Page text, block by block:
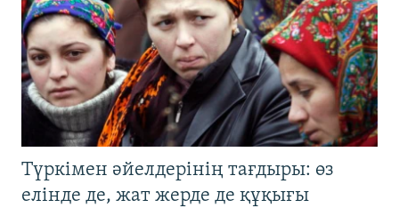
Түркімен әйелдерінің тағдыры: өз
елінде де, жат жерде де құқығы